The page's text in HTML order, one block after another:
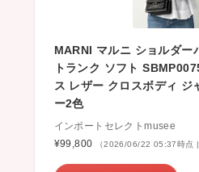
MARNI マルニ ショルダー
トランク ソフト
ス レザー クロスボディ ジ
ー2色
インポートセレクトmusee
¥99,800
（2026/06/22 05:37時点 |